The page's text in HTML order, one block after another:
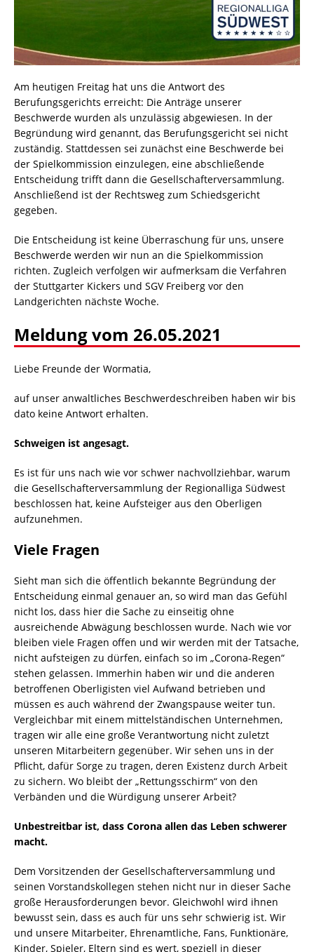
Am heutigen Freitag hat uns die Antwort des
Berufungsgerichts erreicht: Die Anträge unserer
Beschwerde wurden als unzulässig abgewiesen. In der
Begründung wird genannt, das Berufungsgericht sei nicht
zuständig. Stattdessen sei zunächst eine Beschwerde bei
der Spielkommission einzulegen, eine abschließende
Entscheidung trifft dann die Gesellschafterversammlung.
Anschließend ist der Rechtsweg zum Schiedsgericht
gegeben.
Die Entscheidung ist keine Überraschung für uns, unsere
Beschwerde werden wir nun an die Spielkommission
richten. Zugleich verfolgen wir aufmerksam die Verfahren
der Stuttgarter Kickers und SGV Freiberg vor den
Landgerichten nächste Woche.
Meldung vom 26.05.2021
Liebe Freunde der Wormatia,
auf unser anwaltliches Beschwerdeschreiben haben wir bis
dato keine Antwort erhalten.
Schweigen ist angesagt.
Es ist für uns nach wie vor schwer nachvollziehbar, warum
die Gesellschafterversammlung der Regionalliga Südwest
beschlossen hat, keine Aufsteiger aus den Oberligen
aufzunehmen.
Viele Fragen
Sieht man sich die öffentlich bekannte Begründung der
Entscheidung einmal genauer an, so wird man das Gefühl
nicht los, dass hier die Sache zu einseitig ohne
ausreichende Abwägung beschlossen wurde. Nach wie vor
bleiben viele Fragen offen und wir werden mit der Tatsache,
nicht aufsteigen zu dürfen, einfach so im „Corona-Regen“
stehen gelassen. Immerhin haben wir und die anderen
betroffenen Oberligisten viel Aufwand betrieben und
müssen es auch während der Zwangspause weiter tun.
Vergleichbar mit einem mittelständischen Unternehmen,
tragen wir alle eine große Verantwortung nicht zuletzt
unseren Mitarbeitern gegenüber. Wir sehen uns in der
Pflicht, dafür Sorge zu tragen, deren Existenz durch Arbeit
zu sichern. Wo bleibt der „Rettungsschirm“ von den
Verbänden und die Würdigung unserer Arbeit?
Unbestreitbar ist, dass Corona allen das Leben schwerer
macht.
Dem Vorsitzenden der Gesellschafterversammlung und
seinen Vorstandskollegen stehen nicht nur in dieser Sache
große Herausforderungen bevor. Gleichwohl wird ihnen
bewusst sein, dass es auch für uns sehr schwierig ist. Wir
und unsere Mitarbeiter, Ehrenamtliche, Fans, Funktionäre,
Kinder, Spieler, Eltern sind es wert, speziell in dieser